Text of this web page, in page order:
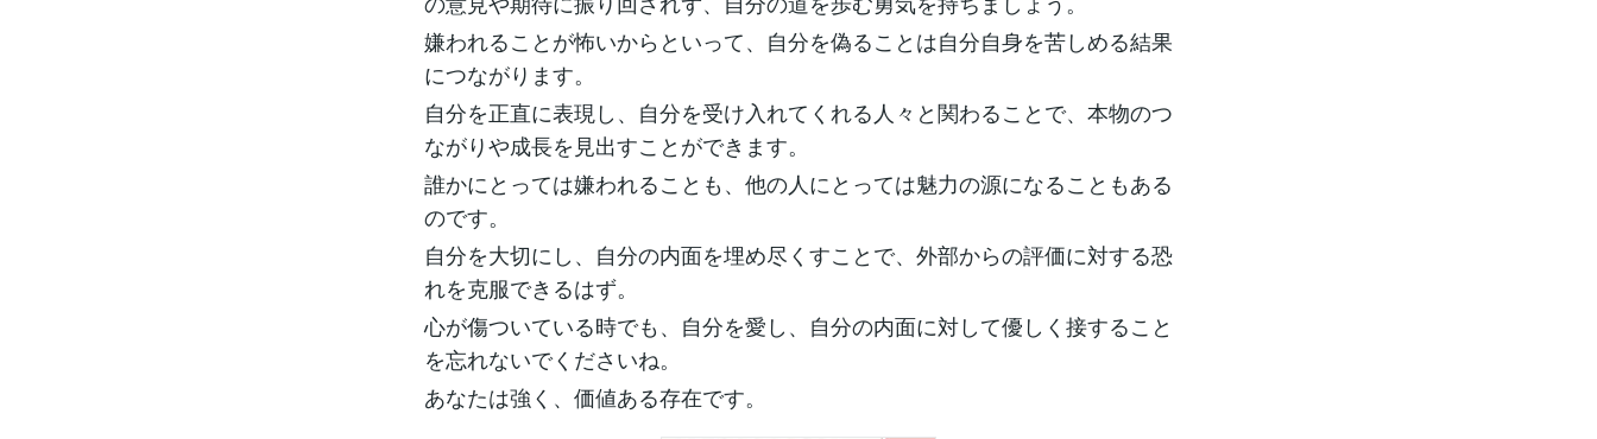
嫌われることが怖いからといって、自分を偽ることは自分自身を苦しめる結果
につながります。
自分を正直に表現し、自分を受け入れてくれる人々と関わることで、本物のつ
ながりや成長を見出すことができます。
誰かにとっては嫌われることも、他の人にとっては魅力の源になることもある
のです。
自分を大切にし、自分の内面を埋め尽くすことで、外部からの評価に対する恐
れを克服できるはず。
心が傷ついている時でも、自分を愛し、自分の内面に対して優しく接すること
を忘れないでくださいね。
あなたは強く、価値ある存在です。